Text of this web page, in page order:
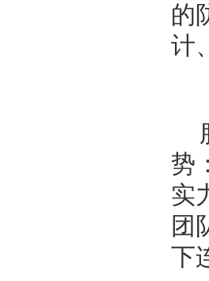
的
计
势
实
团
下